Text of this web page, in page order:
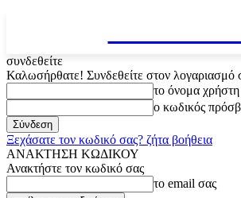
συνδεθείτε
Καλωσήρθατε! Συνδεθείτε στον λογαριασμό
το όνομα
ο κωδικός
Ξεχάσατε τον κωδικό σας? ζήτα βοήθεια
ΑΝΑΚΤΗΣΗ ΚΩΔΙΚΟΥ
Ανακτήστε τον κωδικό σας
το email σας